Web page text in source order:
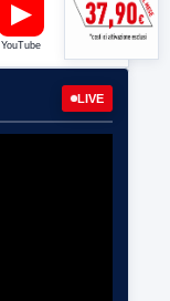
▶
YouTube
LIVE